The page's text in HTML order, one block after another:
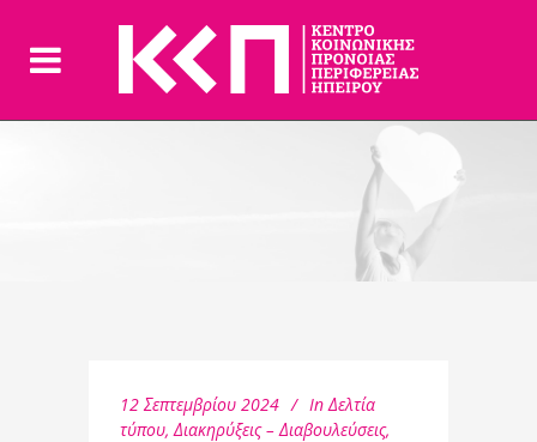
12 Σεπτεμβρίου 2024 In Δελτία
τύπου,Διακηρύξεις – Διαβουλεύσεις,